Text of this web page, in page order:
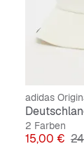
adidas
2 Farben
Preis
15,00 €